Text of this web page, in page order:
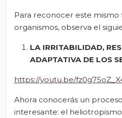
Para reconocer este
organismos, observa el
LA IRRITABILIDAD,
ADAPTATIVA DE LOS
https://youtu.be/
Ahora conocerás un
interesante: el